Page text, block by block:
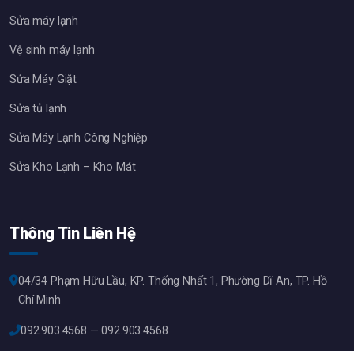
Sửa máy lạnh
Vệ sinh máy lạnh
Sửa Máy Giặt
Sửa tủ lạnh
Sửa Máy Lạnh Công Nghiệp
Sửa Kho Lạnh – Kho Mát
Thông Tin Liên Hệ
04/34 Phạm Hữu Lầu, KP. Thống Nhất 1, Phường Dĩ An, TP. Hồ
Chí Minh
092.903.4568 — 092.903.4568